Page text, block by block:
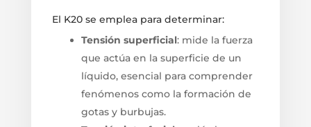
El K20 se emplea para determinar:
Tensión superficial: mide la fuerza
que actúa en la superficie de un
líquido, esencial para comprender
fenómenos como la formación de
gotas y burbujas.